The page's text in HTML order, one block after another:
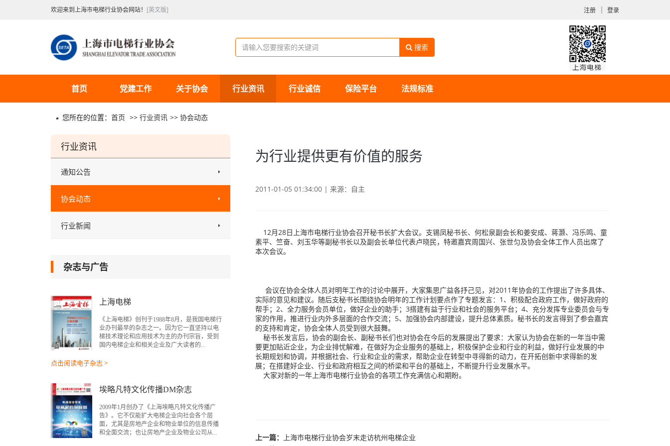
欢迎来到上海市电梯行业协会网站！ [英文版] 注册 ｜ 登录
搜索
首页 党建工作 关于协会 行业资讯 行业诚信 保险平台 法规标准
您所在的位置： 首页 >> 行业资讯 >> 协会动态
行业资讯
通知公告
协会动态
行业新闻
杂志与广告
上海电梯
《上海电梯》创刊于1988年8月，是我国电梯行
业办刊最早的杂志之一。因为它一直坚持以电
梯技术理论和应用技术为主的办刊宗旨，受到
国内电梯企业和相关企业及广大读者的...
点击阅读电子杂志 >
埃略凡特文化传播DM杂志
2009年1月创办了《上海埃略凡特文化传播广
告》。它不仅能扩大电梯企业向社会各个层
面，尤其是房地产企业和物业单位的信息传播
和全面交流；也让房地产企业及物业公司从...
为行业提供更有价值的服务
2011-01-05 01:34:00 | 来源：自主
12月28日上海市电梯行业协会召开秘书长扩大会议。支锡凤秘书长、何松泉副会长和姜安成、蒋灏、冯乐鸣、童
素平、竺奋、刘玉华等副秘书长以及副会长单位代表卢晓民，特邀嘉宾周国兴、张世匀及协会全体工作人员出席了
本次会议。
会议在协会全体人员对明年工作的讨论中展开，大家集思广益各抒己见，对2011年协会的工作提出了许多具体、
实际的意见和建议。随后支秘书长围绕协会明年的工作计划要点作了专题发言：1、积极配合政府工作，做好政府的
帮手；2、全力服务会员单位，做好企业的助手；3搭建有益于行业和社会的服务平台；4、充分发挥专业委员会与专
家的作用，推进行业内外多层面的合作交流；5、加强协会内部建设，提升总体素质。秘书长的发言得到了参会嘉宾
的支持和肯定，协会全体人员受到很大鼓舞。
秘书长发言后，协会的副会长、副秘书长们也对协会在今后的发展提出了要求：大家认为协会在新的一年当中需
要更加贴近企业，为企业排忧解难，在做好为企业服务的基础上，积极保护企业和行业的利益，做好行业发展的中
长期规划和协调，并根据社会、行业和企业的需求，帮助企业在转型中寻得新的动力，在开拓创新中求得新的发
展；在搭建好企业、行业和政府相互之间的桥梁和平台的基础上，不断提升行业发展水平。
大家对新的一年上海市电梯行业协会的各项工作充满信心和期盼。
上一篇：
上海市电梯行业协会岁末走访杭州电梯企业